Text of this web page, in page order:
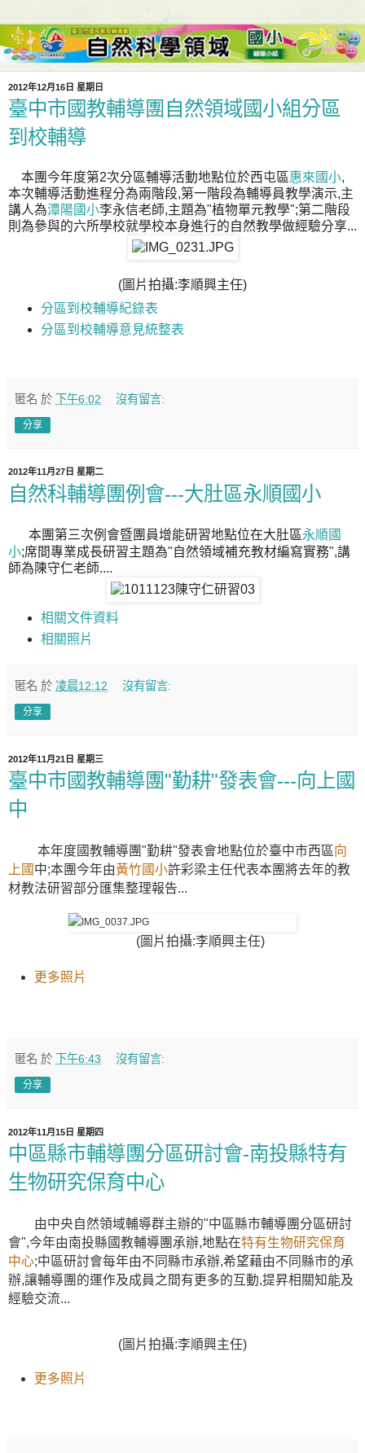
2012年12月16日 星期日
臺中市國教輔導團自然領域國小組分區
到校輔導
本團今年度第2次分區輔導活動地點位於西屯區惠來國小,
本次輔導活動進程分為兩階段,第一階段為輔導員教學演示,主
講人為潭陽國小李永信老師,主題為"植物單元教學";第二階段
則為參與的六所學校就學校本身進行的自然教學做經驗分享...
(圖片拍攝:李順興主任)
分區到校輔導紀錄表
分區到校輔導意見統整表
匿名 於 下午6:02 沒有留言:
分享
2012年11月27日 星期二
自然科輔導團例會---大肚區永順國小
本團第三次例會暨團員增能研習地點位在大肚區永順國
小;席間專業成長研習主題為"自然領域補充教材編寫實務",講
師為陳守仁老師....
相關文件資料
相關照片
匿名 於 凌晨12:12 沒有留言:
分享
2012年11月21日 星期三
臺中市國教輔導團"勤耕"發表會---向上國
中
本年度國教輔導團"勤耕"發表會地點位於臺中市西區向
上國 中;本團今年由黃竹國小許彩梁主任代表本團將去年的教
材教法研習部分匯集整理報告...
(圖片拍攝:李順興主任)
更多照片
匿名 於 下午6:43 沒有留言:
分享
2012年11月15日 星期四
中區縣市輔導團分區研討會-南投縣特有
生物研究保育中心
由中央自然領域輔導群主辦的"中區縣市輔導團分區研討
會",今年由南投縣國教輔導團承辦,地點在特有生物研究保育
中心;中區研討會每年由不同縣市承辦,希望藉由不同縣市的承
辦,讓輔導團的運作及成員之間有更多的互動,提昇相關知能及
經驗交流...
(圖片拍攝:李順興主任)
更多照片